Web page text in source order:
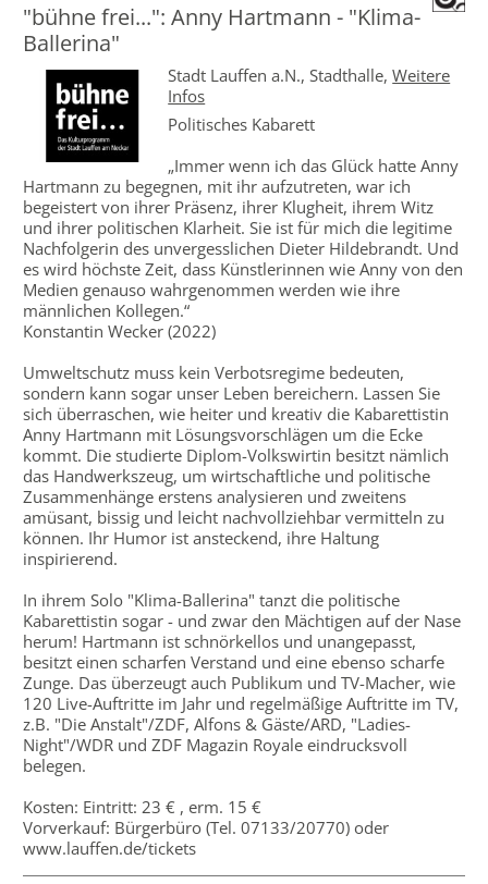
"bühne frei...": Anny Hartmann - "Klima-
Ballerina"
Stadt Lauffen a.N.,Stadthalle,Weitere
Infos
Politisches Kabarett
„Immer wenn ich das Glück hatte Anny
Hartmann zu begegnen, mit ihr aufzutreten, war ich
begeistert von ihrer Präsenz, ihrer Klugheit, ihrem Witz
und ihrer politischen Klarheit. Sie ist für mich die legitime
Nachfolgerin des unvergesslichen Dieter Hildebrandt. Und
es wird höchste Zeit, dass Künstlerinnen wie Anny von den
Medien genauso wahrgenommen werden wie ihre
männlichen Kollegen.“
Konstantin Wecker (2022)
Umweltschutz muss kein Verbotsregime bedeuten,
sondern kann sogar unser Leben bereichern. Lassen Sie
sich überraschen, wie heiter und kreativ die Kabarettistin
Anny Hartmann mit Lösungsvorschlägen um die Ecke
kommt. Die studierte Diplom-Volkswirtin besitzt nämlich
das Handwerkszeug, um wirtschaftliche und politische
Zusammenhänge erstens analysieren und zweitens
amüsant, bissig und leicht nachvollziehbar vermitteln zu
können. Ihr Humor ist ansteckend, ihre Haltung
inspirierend.
In ihrem Solo "Klima-Ballerina" tanzt die politische
Kabarettistin sogar - und zwar den Mächtigen auf der Nase
herum! Hartmann ist schnörkellos und unangepasst,
besitzt einen scharfen Verstand und eine ebenso scharfe
Zunge. Das überzeugt auch Publikum und TV-Macher, wie
120 Live-Auftritte im Jahr und regelmäßige Auftritte im TV,
z.B. "Die Anstalt"/ZDF, Alfons & Gäste/ARD, "Ladies-
Night"/WDR und ZDF Magazin Royale eindrucksvoll
belegen.
Kosten: Eintritt: 23 € , erm. 15 €
Vorverkauf: Bürgerbüro (Tel. 07133/20770) oder
www.lauffen.de/tickets